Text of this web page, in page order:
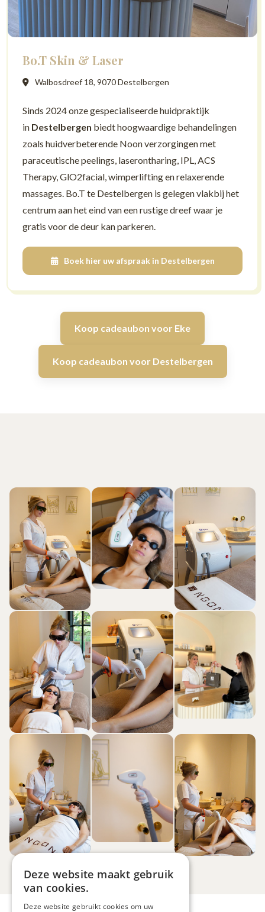
Bo.T Skin & Laser
Walbosdreef 18, 9070 Destelbergen
Sinds 2024 onze gespecialiseerde huidpraktijk
in Destelbergen biedt hoogwaardige behandelingen
zoals huidverbeterende Noon verzorgingen met
paraceutische peelings, laserontharing, IPL, ACS
Therapy, GlO2facial, wimperlifting en relaxerende
massages. Bo.T te Destelbergen is gelegen vlakbij het
centrum aan het eind van een rustige dreef waar je
gratis voor de deur kan parkeren.
Boek hier uw afspraak in Destelbergen
Koop cadeaubon voor Eke
Koop cadeaubon voor Destelbergen
Deze website maakt gebruik
van cookies.
Deze website gebruikt cookies om uw